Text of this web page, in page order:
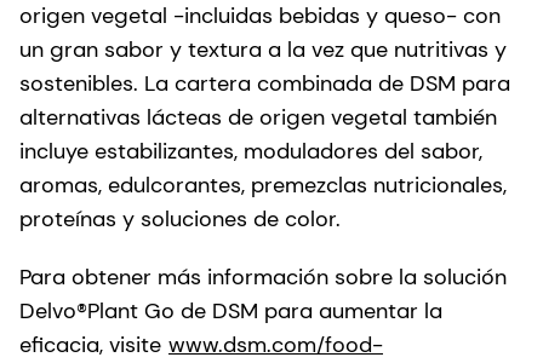
origen vegetal -incluidas bebidas y queso- con
un gran sabor y textura a la vez que nutritivas y
sostenibles. La cartera combinada de DSM para
alternativas lácteas de origen vegetal también
incluye estabilizantes, moduladores del sabor,
aromas, edulcorantes, premezclas nutricionales,
proteínas y soluciones de color.
Para obtener más información sobre la solución
Delvo®Plant Go de DSM para aumentar la
eficacia, visite www.dsm.com/food-